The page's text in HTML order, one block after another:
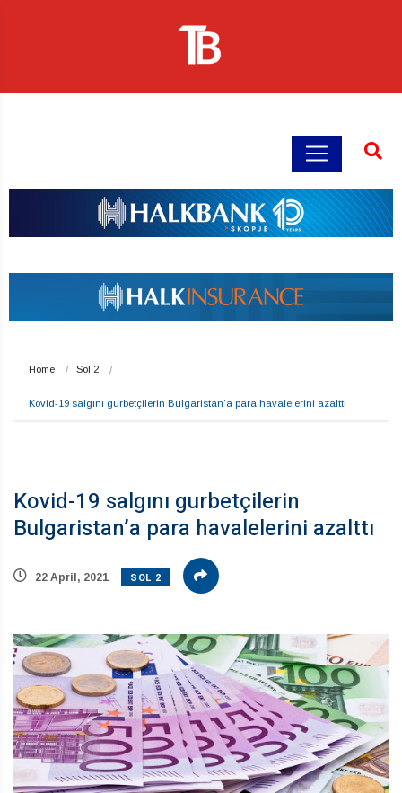
Home Sol 2
Kovid-19 salgını gurbetçilerin Bulgaristan’a para havalelerini azalttı
Kovid-19 salgını gurbetçilerin
Bulgaristan’a para havalelerini azalttı
22 April, 2021 SOL 2